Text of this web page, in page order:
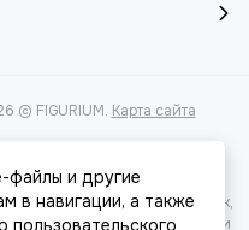
© FIGURIUM. Карта сайта
касающаяся характеристик,
характер и ни при
файлы и другие
в навигации, а также
пользовательского